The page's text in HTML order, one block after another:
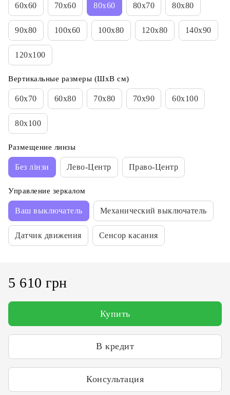
60х60 70х60 80х60 80х70 80x80
90х80 100х60 100х80 120х80 140х90
120х100
Вертикальные размеры (ШхВ см)
60х70 60х80 70х80 70х90 60х100
80х100
Размещение линзы
Без лінзи Лево-Центр Право-Центр
Управление зеркалом
Ваш выключатель Механический выключатель
Датчик движения Сенсор касания
5 610 грн
Купить
В кредит
Консультация